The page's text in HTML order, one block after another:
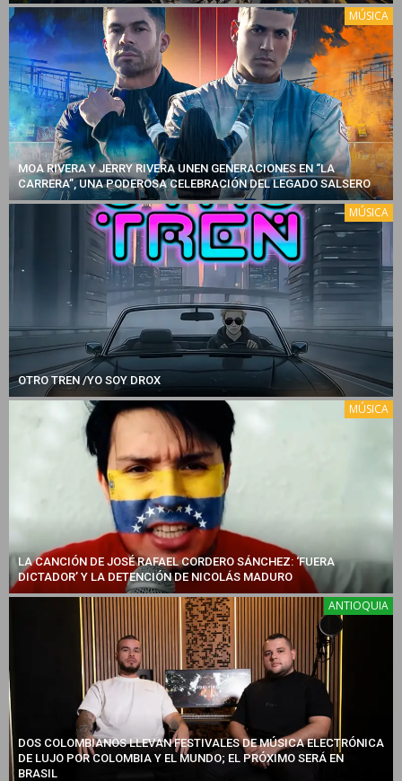
MÚSICA
MOA RIVERA Y JERRY RIVERA UNEN GENERACIONES EN “LA
CARRERA”, UNA PODEROSA CELEBRACIÓN DEL LEGADO SALSERO
MÚSICA
OTRO TREN /YO SOY DROX
MÚSICA
LA CANCIÓN DE JOSÉ RAFAEL CORDERO SÁNCHEZ: ‘FUERA
DICTADOR’ Y LA DETENCIÓN DE NICOLÁS MADURO
ANTIOQUIA
DOS COLOMBIANOS LLEVAN FESTIVALES DE MÚSICA ELECTRÓNICA
DE LUJO POR COLOMBIA Y EL MUNDO; EL PRÓXIMO SERÁ EN
BRASIL